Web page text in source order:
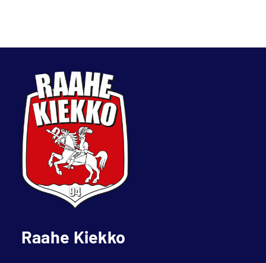
Raahe Kiekko